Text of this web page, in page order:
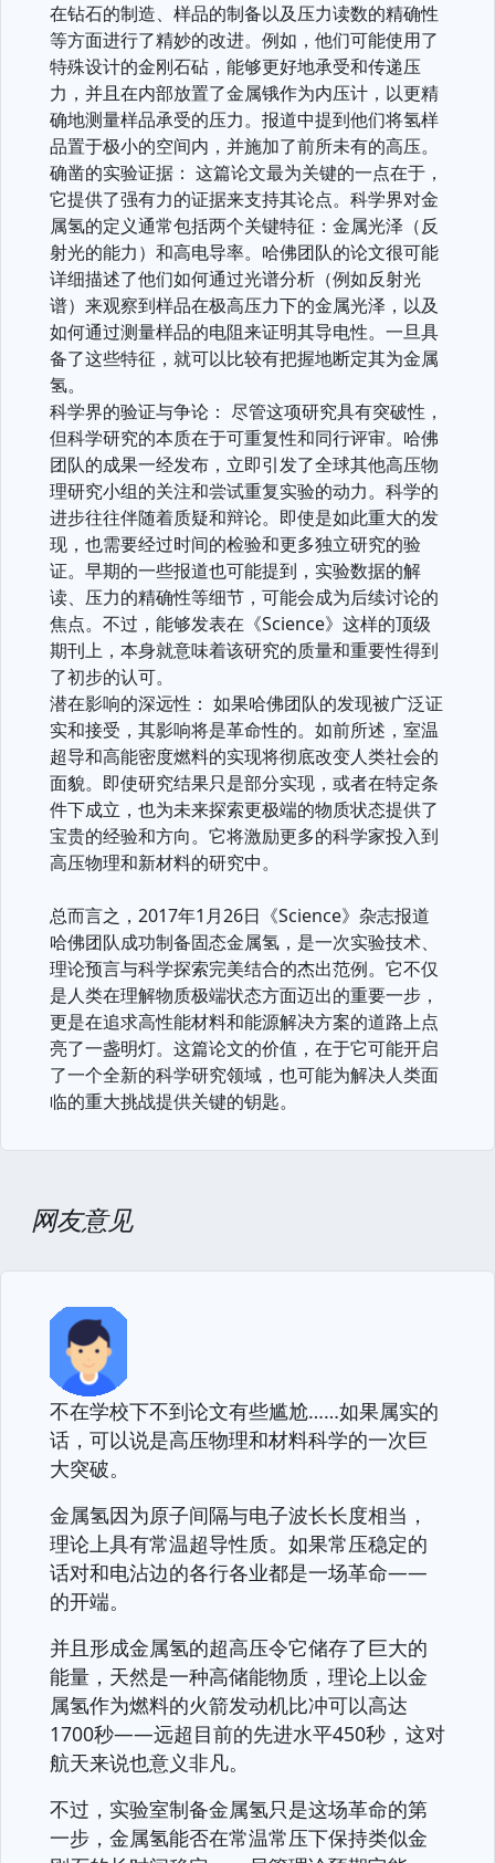
在钻石的制造、样品的制备以及压力读数的精确性
等方面进行了精妙的改进。例如，他们可能使用了
特殊设计的金刚石砧，能够更好地承受和传递压
力，并且在内部放置了金属锇作为内压计，以更精
确地测量样品承受的压力。报道中提到他们将氢样
品置于极小的空间内，并施加了前所未有的高压。
确凿的实验证据： 这篇论文最为关键的一点在于，
它提供了强有力的证据来支持其论点。科学界对金
属氢的定义通常包括两个关键特征：金属光泽（反
射光的能力）和高电导率。哈佛团队的论文很可能
详细描述了他们如何通过光谱分析（例如反射光
谱）来观察到样品在极高压力下的金属光泽，以及
如何通过测量样品的电阻来证明其导电性。一旦具
备了这些特征，就可以比较有把握地断定其为金属
氢。
科学界的验证与争论： 尽管这项研究具有突破性，
但科学研究的本质在于可重复性和同行评审。哈佛
团队的成果一经发布，立即引发了全球其他高压物
理研究小组的关注和尝试重复实验的动力。科学的
进步往往伴随着质疑和辩论。即使是如此重大的发
现，也需要经过时间的检验和更多独立研究的验
证。早期的一些报道也可能提到，实验数据的解
读、压力的精确性等细节，可能会成为后续讨论的
焦点。不过，能够发表在《Science》这样的顶级
期刊上，本身就意味着该研究的质量和重要性得到
了初步的认可。
潜在影响的深远性： 如果哈佛团队的发现被广泛证
实和接受，其影响将是革命性的。如前所述，室温
超导和高能密度燃料的实现将彻底改变人类社会的
面貌。即使研究结果只是部分实现，或者在特定条
件下成立，也为未来探索更极端的物质状态提供了
宝贵的经验和方向。它将激励更多的科学家投入到
高压物理和新材料的研究中。
总而言之，2017年1月26日《Science》杂志报道
哈佛团队成功制备固态金属氢，是一次实验技术、
理论预言与科学探索完美结合的杰出范例。它不仅
是人类在理解物质极端状态方面迈出的重要一步，
更是在追求高性能材料和能源解决方案的道路上点
亮了一盏明灯。这篇论文的价值，在于它可能开启
了一个全新的科学研究领域，也可能为解决人类面
临的重大挑战提供关键的钥匙。
网友意见
不在学校下不到论文有些尴尬……如果属实的
话，可以说是高压物理和材料科学的一次巨
大突破。
金属氢因为原子间隔与电子波长长度相当，
理论上具有常温超导性质。如果常压稳定的
话对和电沾边的各行各业都是一场革命——
的开端。
并且形成金属氢的超高压令它储存了巨大的
能量，天然是一种高储能物质，理论上以金
属氢作为燃料的火箭发动机比冲可以高达
1700秒——远超目前的先进水平450秒，这对
航天来说也意义非凡。
不过，实验室制备金属氢只是这场革命的第
一步，金属氢能否在常温常压下保持类似金